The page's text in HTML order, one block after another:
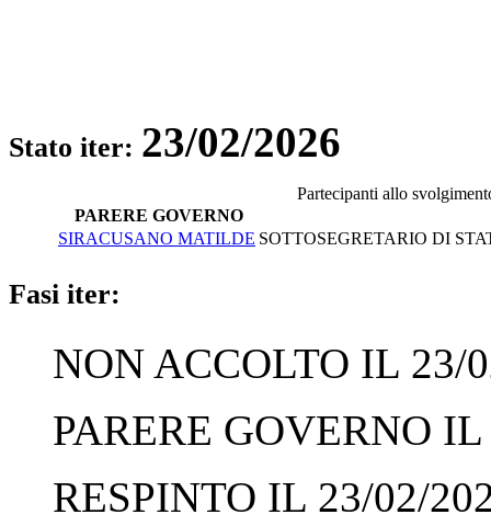
Stato iter: 23/02/2026
Partecipanti allo
PARERE GOVERNO
SIRACUSANO MATILDE SOTTOSEGRETARIO DI
Fasi iter:
NON ACCOLTO IL 23/
PARERE GOVERNO
RESPINTO IL 23/02/